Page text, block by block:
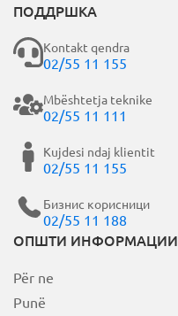
ПОДДРШКА
Kontakt qendra
02/55 11 155
Mbështetja teknike
02/55 11 111
Kujdesi ndaj klientit
02/55 11 155
Бизнис корисници
02/55 11 188
ОПШТИ ИНФОРМАЦИИ
Për ne
Punë